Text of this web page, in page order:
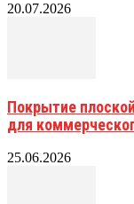
20.07.2026
Покрытие
для
25.06.2026